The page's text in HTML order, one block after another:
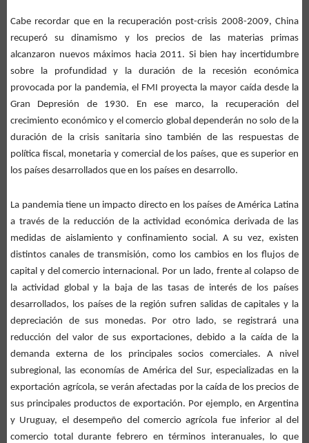
Cabe recordar que en la recuperación post-crisis 2008-2009, China
recuperó su dinamismo y los precios de las materias primas
alcanzaron nuevos máximos hacia 2011. Si bien hay incertidumbre
sobre la profundidad y la duración de la recesión económica
provocada por la pandemia, el FMI proyecta la mayor caída desde la
Gran Depresión de 1930. En ese marco, la recuperación del
crecimiento económico y el comercio global dependerán no solo de la
duración de la crisis sanitaria sino también de las respuestas de
política fiscal, monetaria y comercial de los países, que es superior en
los países desarrollados que en los países en desarrollo.
La pandemia tiene un impacto directo en los países de América Latina
a través de la reducción de la actividad económica derivada de las
medidas de aislamiento y confinamiento social. A su vez, existen
distintos canales de transmisión, como los cambios en los flujos de
capital y del comercio internacional. Por un lado, frente al colapso de
la actividad global y la baja de las tasas de interés de los países
desarrollados, los países de la región sufren salidas de capitales y la
depreciación de sus monedas. Por otro lado, se registrará una
reducción del valor de sus exportaciones, debido a la caída de la
demanda externa de los principales socios comerciales. A nivel
subregional, las economías de América del Sur, especializadas en la
exportación agrícola, se verán afectadas por la caída de los precios de
sus principales productos de exportación. Por ejemplo, en Argentina
y Uruguay, el desempeño del comercio agrícola fue inferior al del
comercio total durante febrero en términos interanuales, lo que